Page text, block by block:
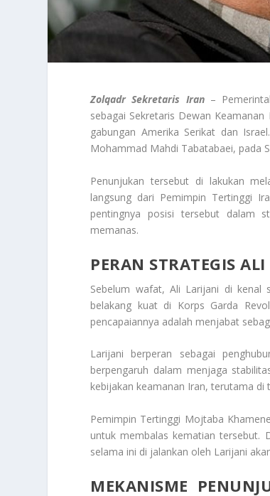
Zolqadr Sekretaris Iran–
sebagai Sekretaris Dewan
gabungan Amerika Serikat dan
Mohammad Mahdi Tabatabaei, pada
Penunjukan tersebut di lakukan
langsung dari Pemimpin Tertinggi
pentingnya posisi tersebut dalam
memanas.
PERAN STRATEGIS
Sebelum wafat, Ali Larijani di kenal
belakang kuat di Korps Garda
pencapaiannya adalah menjabat
Larijani berperan sebagai
berpengaruh dalam menjaga
kebijakan keamanan Iran, terutama di
Pemimpin Tertinggi Mojtaba
untuk membalas kematian tersebut.
selama ini di jalankan oleh Larijani
MEKANISME